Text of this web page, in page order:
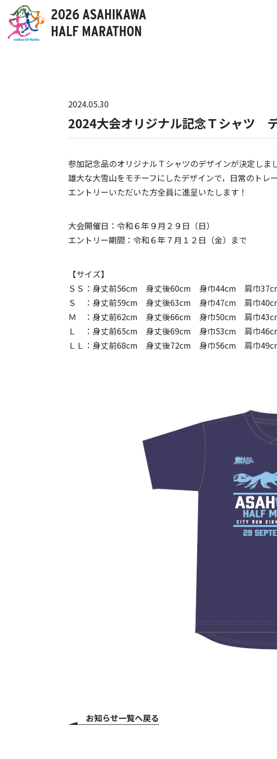
2026 ASAHIKAWA
HALF MARATHON
2024.05.30
2024大会オリジナル記念Ｔシャツ
参加記念品のオリジナルＴシャツのデザインが決定しま
雄大な大雪山をモチーフにしたデザインで，日常のトレ
エントリーいただいた方全員に進呈いたします！
大会開催日：令和６年９月２９日（日）
エントリー期間：令和６年７月１２日（金）まで
【サイズ】
ＳＳ：身丈前56cm 身丈後60cm 身巾44cm 肩巾
Ｓ ：身丈前59cm 身丈後63cm 身巾47cm 肩巾
Ｍ ：身丈前62cm 身丈後66cm 身巾50cm 肩巾
Ｌ ：身丈前65cm 身丈後69cm 身巾53cm 肩巾
ＬＬ：身丈前68cm 身丈後72cm 身巾56cm 肩巾
お知らせ一覧へ戻る